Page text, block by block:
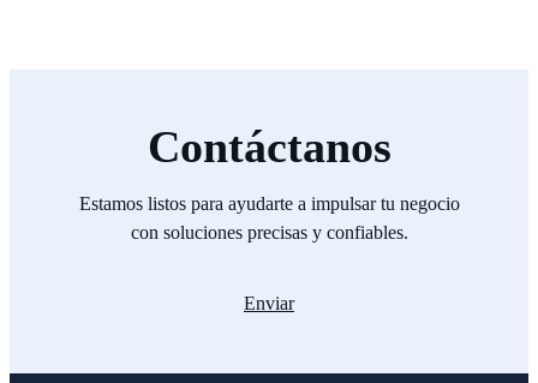
Contáctanos
Estamos listos para ayudarte a impulsar tu negocio
con soluciones precisas y confiables.
Enviar